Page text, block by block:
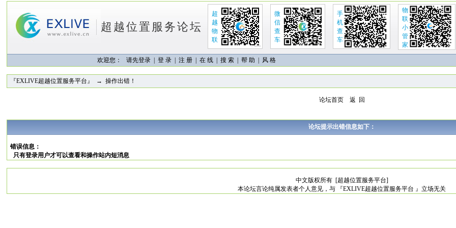
超越位置服务论坛
超
越
物
联
微
信
查
车
手
机
查
车
物
联
小
管
家
欢迎您： 请先登录 | 登 录 注 册 在 线 搜 索 帮 助 | 风 格
『EXLIVE超越位置服务平台』 → 操作出错！
论坛首页 返 回
论坛提示出错信息如下：
错误信息：
只有登录用户才可以查看和操作站内短消息
中文版权所有 [超越位置服务平台]
本论坛言论纯属发表者个人意见，与 『EXLIVE超越位置服务平台 』立场无关